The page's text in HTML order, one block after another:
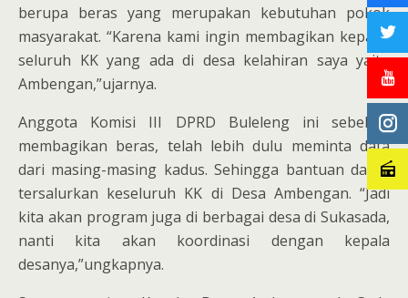
berupa beras yang merupakan kebutuhan pokok
masyarakat. “Karena kami ingin membagikan kepada
seluruh KK yang ada di desa kelahiran saya yaitu
Ambengan,”ujarnya.
Anggota Komisi III DPRD Buleleng ini sebelum
membagikan beras, telah lebih dulu meminta data
dari masing-masing kadus. Sehingga bantuan dapat
tersalurkan keseluruh KK di Desa Ambengan. “Jadi
kita akan program juga di berbagai desa di Sukasada,
nanti kita akan koordinasi dengan kepala
desanya,”ungkapnya.